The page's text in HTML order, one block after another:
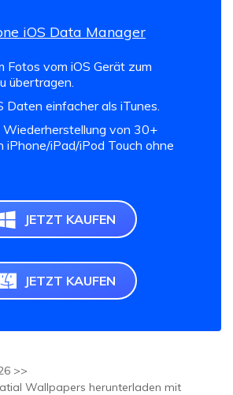
iOS Data Manager
Fotos vom iOS Gerät zum
übertragen.
Daten einfacher als iTunes.
Wiederherstellung von 30+
iPhone/iPad/iPod Touch ohne
JETZT KAUFEN
JETZT KAUFEN
>>
Wallpapers herunterladen mit